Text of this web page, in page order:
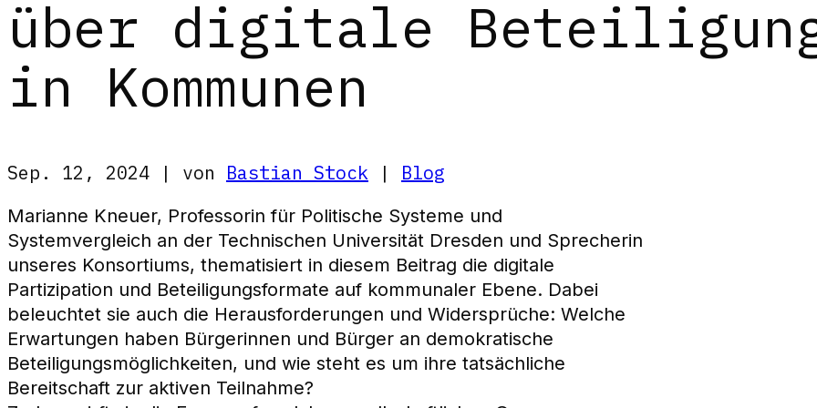
über digitale
in Kommunen
Sep. 12, 2024 | von Bastian Stock | Blog
Marianne Kneuer, Professorin für Politische Systeme und
Systemvergleich an der Technischen Universität Dresden und Sprecherin
unseres Konsortiums, thematisiert in diesem Beitrag die digitale
Partizipation und Beteiligungsformate auf kommunaler Ebene. Dabei
beleuchtet sie auch die Herausforderungen und Widersprüche: Welche
Erwartungen haben Bürgerinnen und Bürger an demokratische
Beteiligungsmöglichkeiten, und wie steht es um ihre tatsächliche
Bereitschaft zur aktiven Teilnahme?